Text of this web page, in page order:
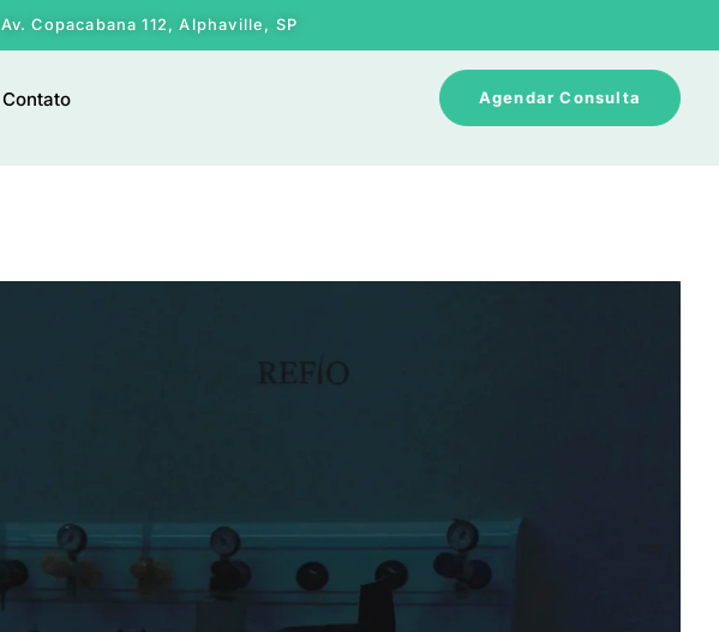
Av. Copacabana 112, Alphaville, SP
Contato Agendar Consulta